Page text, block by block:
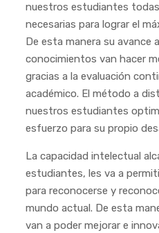
nuestros estudiantes
necesarias para lograr el
De esta manera su avance
conocimientos van hacer
gracias a la evaluación
académico. El método a
nuestros estudiantes
esfuerzo para su propio
La capacidad intelectual
estudiantes, les va a
para reconocerse y
mundo actual. De esta
van a poder mejorar e